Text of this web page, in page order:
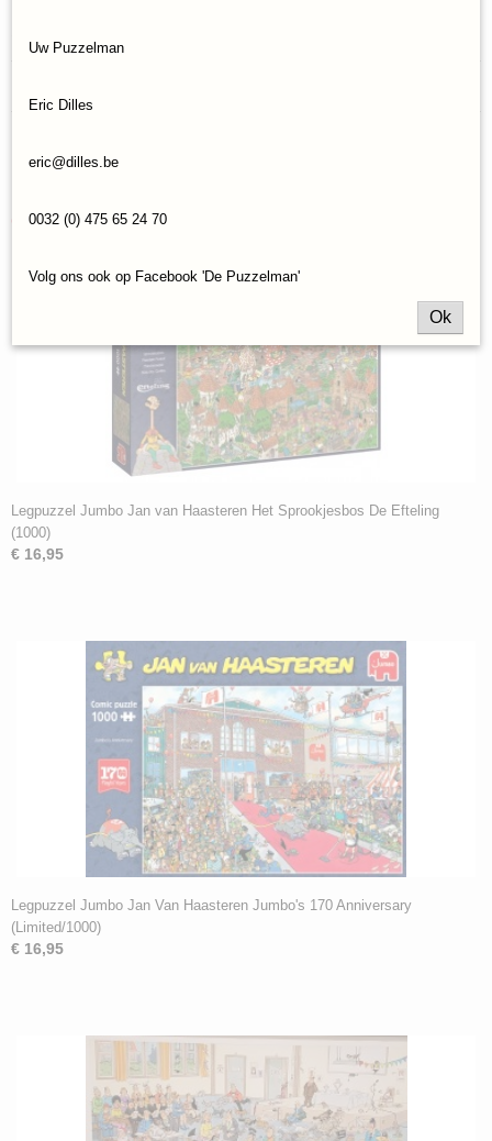
Jumbo-1110100633
Ook interessant
Legpuzzel Jumbo Jan van Haasteren Het Sprookjesbos De Efteling
(1000)
€ 16,95
Legpuzzel Jumbo Jan Van Haasteren Jumbo's 170 Anniversary
(Limited/1000)
€ 16,95
Uw Puzzelman
Eric Dilles
eric@dilles.be
0032 (0) 475 65 24 70
Volg ons ook op Facebook 'De Puzzelman'
Ok